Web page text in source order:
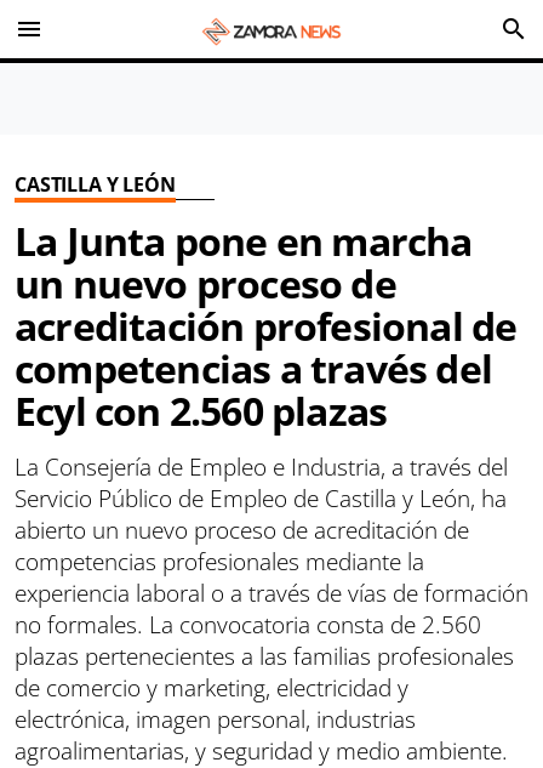
menu search
CASTILLA Y LEÓN
La Junta pone en marcha
un nuevo proceso de
acreditación profesional de
competencias a través del
Ecyl con 2.560 plazas
La Consejería de Empleo e Industria, a través del
Servicio Público de Empleo de Castilla y León, ha
abierto un nuevo proceso de acreditación de
competencias profesionales mediante la
experiencia laboral o a través de vías de formación
no formales. La convocatoria consta de 2.560
plazas pertenecientes a las familias profesionales
de comercio y marketing, electricidad y
electrónica, imagen personal, industrias
agroalimentarias, y seguridad y medio ambiente.